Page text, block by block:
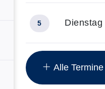
Insgesamt gibt
5
Alle